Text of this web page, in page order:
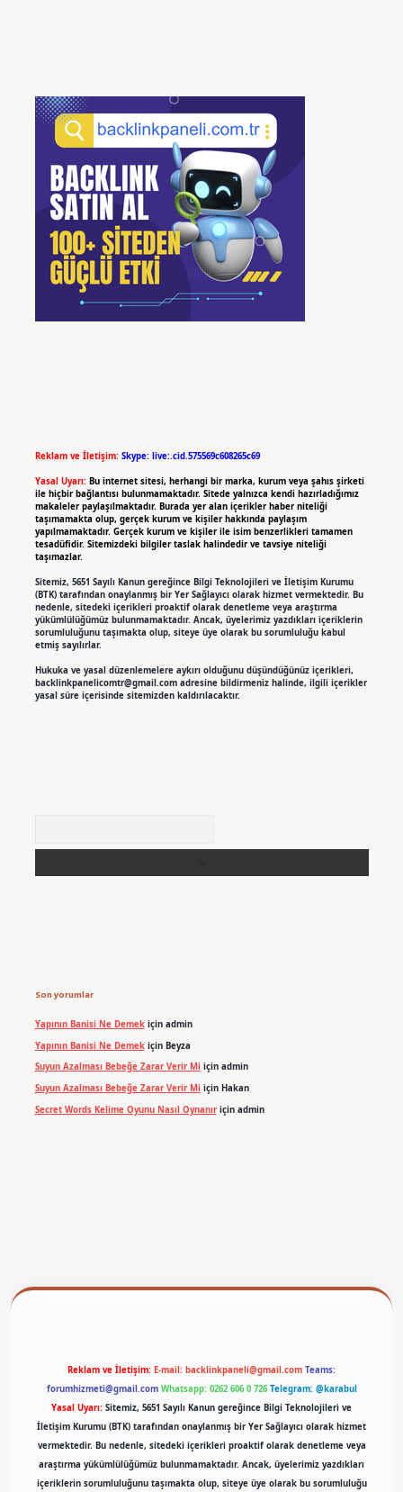
Reklam ve İletişim: Skype: live:.cid.575569c608265c69
Yasal Uyarı: Bu internet sitesi, herhangi bir marka, kurum veya şahıs şirketi
ile hiçbir bağlantısı bulunmamaktadır. Sitede yalnızca kendi hazırladığımız
makaleler paylaşılmaktadır. Burada yer alan içerikler haber niteliği
taşımamakta olup, gerçek kurum ve kişiler hakkında paylaşım
yapılmamaktadır. Gerçek kurum ve kişiler ile isim benzerlikleri tamamen
tesadüfidir. Sitemizdeki bilgiler taslak halindedir ve tavsiye niteliği
taşımazlar.
Sitemiz, 5651 Sayılı Kanun gereğince Bilgi Teknolojileri ve İletişim Kurumu
(BTK) tarafından onaylanmış bir Yer Sağlayıcı olarak hizmet vermektedir. Bu
nedenle, sitedeki içerikleri proaktif olarak denetleme veya araştırma
yükümlülüğümüz bulunmamaktadır. Ancak, üyelerimiz yazdıkları içeriklerin
sorumluluğunu taşımakta olup, siteye üye olarak bu sorumluluğu kabul
etmiş sayılırlar.
Hukuka ve yasal düzenlemelere aykırı olduğunu düşündüğünüz içerikleri,
backlinkpanelicomtr@gmail.comadresine bildirmeniz halinde, ilgili içerikler
yasal süre içerisinde sitemizden kaldırılacaktır.
Son yorumlar
Yapının Banisi Ne Demekiçin admin
Yapının Banisi Ne Demekiçin Beyza
Suyun Azalması Bebeğe Zarar Verir Miiçin admin
Suyun Azalması Bebeğe Zarar Verir Miiçin Hakan
Secret Words Kelime Oyunu Nasıl Oynanıriçin admin
Reklam ve İletişim: E-mail: backlinkpaneli@gmail.com Teams:
forumhizmeti@gmail.com Whatsapp: 0262 606 0 726 Telegram: @karabul
Yasal Uyarı: Sitemiz, 5651 Sayılı Kanun gereğince Bilgi Teknolojileri ve
İletişim Kurumu (BTK) tarafından onaylanmış bir Yer Sağlayıcı olarak hizmet
vermektedir. Bu nedenle, sitedeki içerikleri proaktif olarak denetleme veya
araştırma yükümlülüğümüz bulunmamaktadır. Ancak, üyelerimiz yazdıkları
içeriklerin sorumluluğunu taşımakta olup, siteye üye olarak bu sorumluluğu